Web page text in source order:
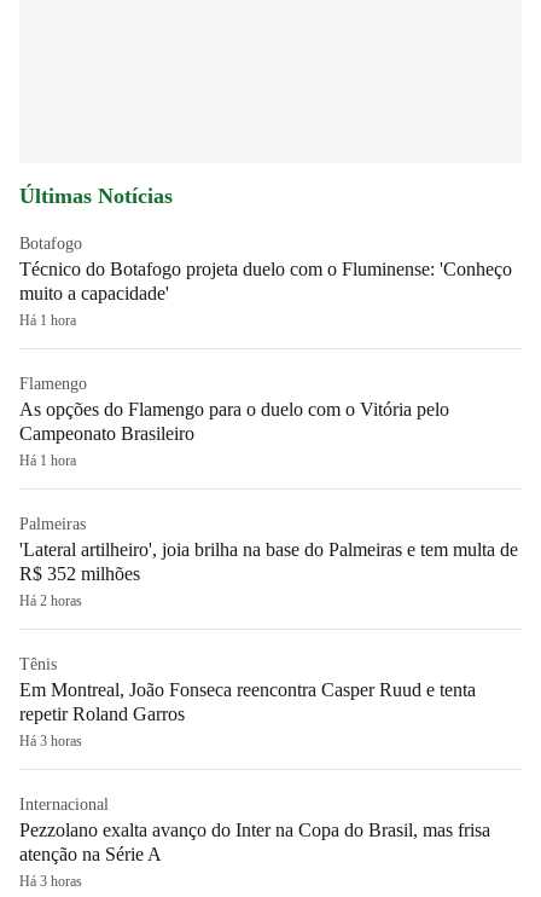
Últimas Notícias
Botafogo
Técnico do Botafogo projeta duelo com o Fluminense: 'Conheço
muito a capacidade'
Há 1 hora
Flamengo
As opções do Flamengo para o duelo com o Vitória pelo
Campeonato Brasileiro
Há 1 hora
Palmeiras
'Lateral artilheiro', joia brilha na base do Palmeiras e tem multa de
R$ 352 milhões
Há 2 horas
Tênis
Em Montreal, João Fonseca reencontra Casper Ruud e tenta
repetir Roland Garros
Há 3 horas
Internacional
Pezzolano exalta avanço do Inter na Copa do Brasil, mas frisa
atenção na Série A
Há 3 horas